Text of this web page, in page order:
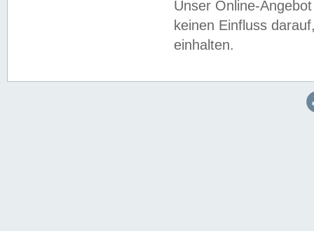
Unser Online-
keinen Einfluss
einhalten.